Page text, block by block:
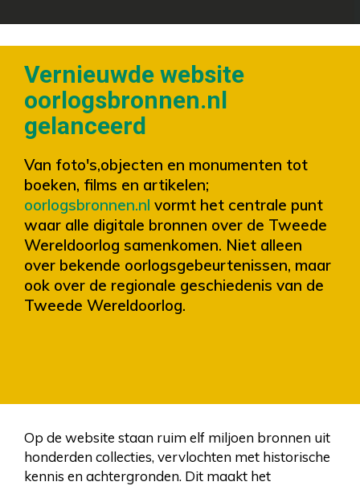
Vernieuwde website
oorlogsbronnen.nl
gelanceerd
Van foto's,objecten en monumenten tot
boeken, films en artikelen;
oorlogsbronnen.nl vormt het centrale punt
waar alle digitale bronnen over de Tweede
Wereldoorlog samenkomen. Niet alleen
over bekende oorlogsgebeurtenissen, maar
ook over de regionale geschiedenis van de
Tweede Wereldoorlog.
Op de website staan ruim elf miljoen bronnen uit
honderden collecties, vervlochten met historische
kennis en achtergronden. Dit maakt het